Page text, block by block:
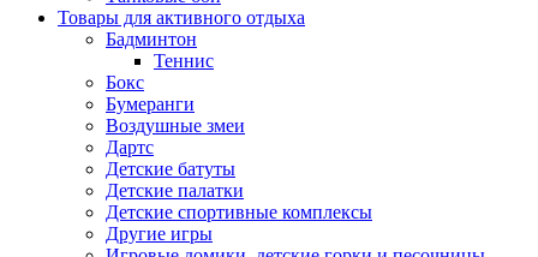
Товары для активного отдыха
Бадминтон
Теннис
Бокс
Бумеранги
Воздушные змеи
Дартс
Детские батуты
Детские палатки
Детские спортивные комплексы
Другие игры